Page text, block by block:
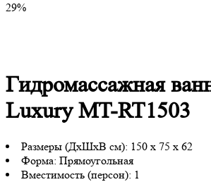
29%
Гидромассажная
Luxury MT-RT1503
Размеры (ДхШхВ см): 150 x 75 x 62
Форма: Прямоугольная
Вместимость (персон): 1